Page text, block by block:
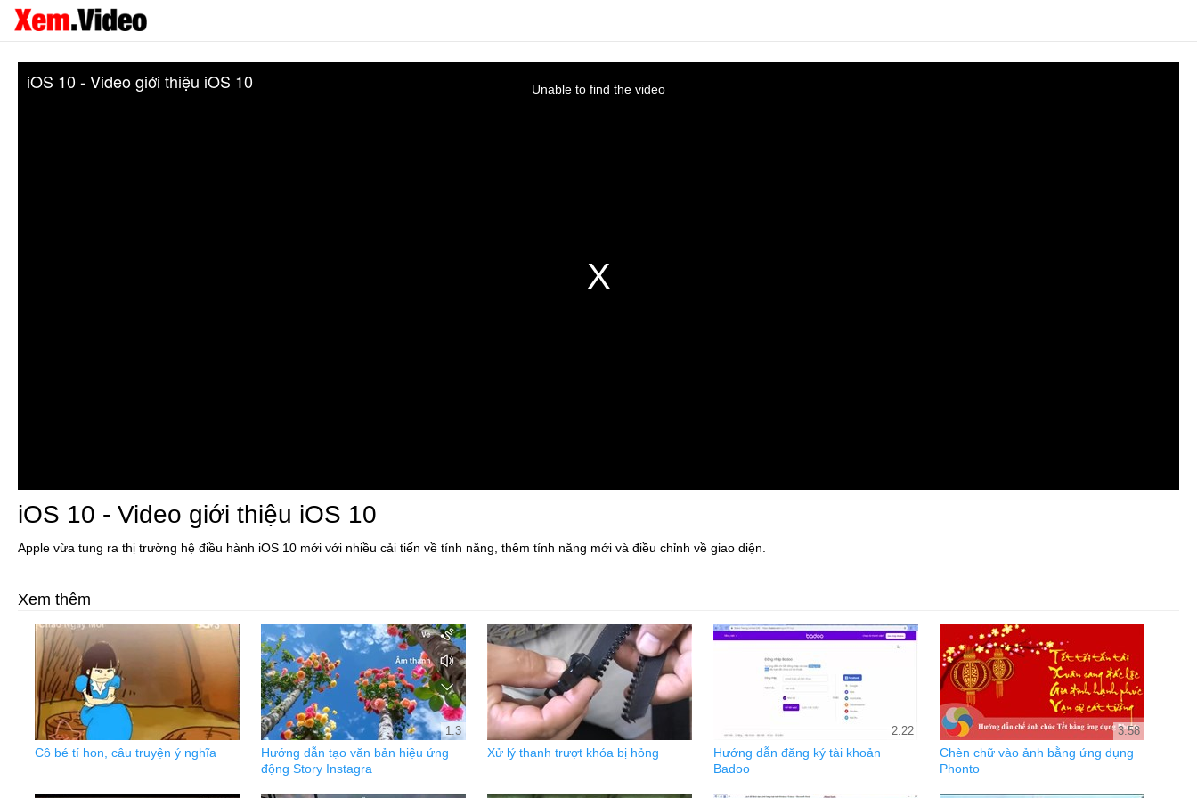
Unable to find the video
iOS 10 - Video giới thiệu iOS 10
iOS 10 - Video giới thiệu iOS 10
Apple vừa tung ra thị trường hệ điều hành iOS 10 mới với nhiều cải tiến về tính năng, thêm tính năng mới và điều chỉnh về giao diện.
Xem thêm
Cô bé tí hon, câu truyện ý nghĩa
1:3
Hướng dẫn tạo văn bản hiệu ứng
động Story Instagra
Xử lý thanh trượt khóa bị hỏng
2:22
Hướng dẫn đăng ký tài khoản
Badoo
3:58
Chèn chữ vào ảnh bằng ứng dụng
Phonto